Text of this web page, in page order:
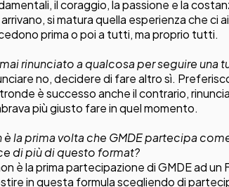
il coraggio, la passione e la
si matura quella esperienza che
prima o poi a tutti, ma proprio tutti.
rinunciato a qualcosa per seguire una
no, decidere di fare altro sì.
è successo anche il contrario,
più giusto fare in quel momento.
è la prima volta che GMDE partecipa
di più di questo format?
è la prima partecipazione di GMDE ad
in questa formula scegliendo di